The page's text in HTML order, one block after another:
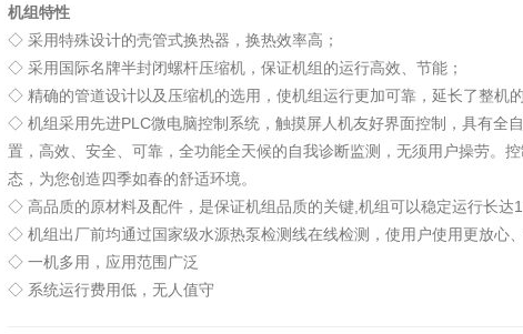
机组特性
◇ 采用特殊设计的壳管式换热器，换热效率高；
◇ 采用国际名牌半封闭螺杆压缩机，保证机组的运行高效、节能；
◇ 精确的管道设计以及压缩机的选用，使机组运行更加可靠，延长了整机的
◇ 机组采用先进PLC微电脑控制系统，触摸屏人机友好界面控制，具有全
置，高效、安全、可靠，全功能全天候的自我诊断监测，无须用户操劳。
态，为您创造四季如春的舒适环境。
◇ 高品质的原材料及配件，是保证机组品质的关键,机组可以稳定运行长达
◇ 机组出厂前均通过国家级水源热泵检测线在线检测，使用户使用更放心、
◇ 一机多用，应用范围广泛
◇ 系统运行费用低，无人值守